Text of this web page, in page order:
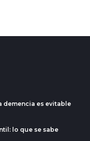
demencia es evitable
lo que se sabe